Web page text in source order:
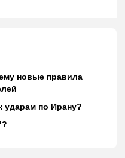
новые правила
ударам по Ирану?